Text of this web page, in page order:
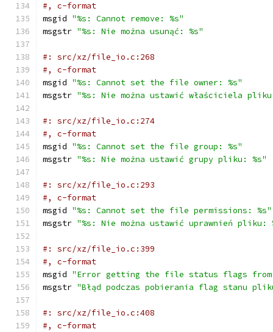
#, c-format
msgid "%s: Cannot remove: %s"
msgstr "%s: Nie można usunąć: %s"
#: src/xz/file_io.c:268
#, c-format
msgid "%s: Cannot set the file owner: %s"
msgstr "%s: Nie można ustawić właściciela
#: src/xz/file_io.c:274
#, c-format
msgid "%s: Cannot set the file group: %s"
msgstr "%s: Nie można ustawić grupy pliku: %s"
#: src/xz/file_io.c:293
#, c-format
msgid "%s: Cannot set the file permissions: %s"
msgstr "%s: Nie można ustawić uprawnień pliku:
#: src/xz/file_io.c:399
#, c-format
msgid "Error getting the file status flags from
msgstr "Błąd podczas pobierania flag stanu
#: src/xz/file_io.c:408
#, c-format